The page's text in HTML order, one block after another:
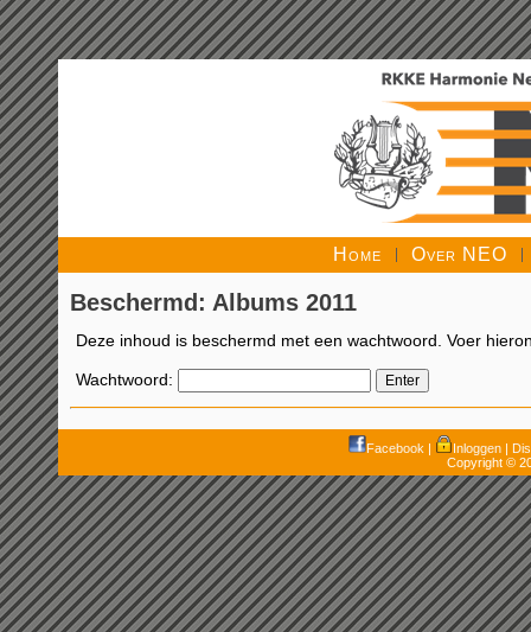
Home Over NEO
Beschermd: Albums 2011
Deze inhoud is beschermd met een wachtwoord. Voer
Wachtwoord:
Facebook | Inloggen |
Copyright ©